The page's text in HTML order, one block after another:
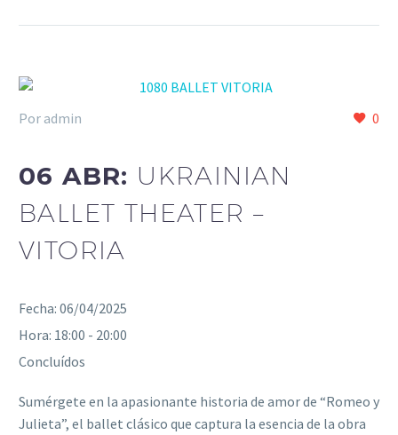
0
Por admin
06 ABR: UKRAINIAN
BALLET THEATER –
VITORIA
Fecha: 06/04/2025
Hora: 18:00 - 20:00
Concluídos
Sumérgete en la apasionante historia de amor de “Romeo y
Julieta”, el ballet clásico que captura la esencia de la obra